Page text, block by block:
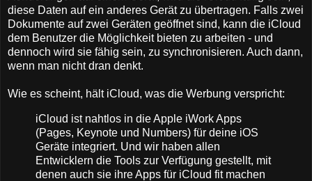
diese Daten auf ein anderes Gerät zu übertragen. Falls zwei
Dokumente auf zwei Geräten geöffnet sind, kann die iCloud
dem Benutzer die Möglichkeit bieten zu arbeiten - und
dennoch wird sie fähig sein, zu synchronisieren. Auch dann,
wenn man nicht dran denkt.
Wie es scheint, hält iCloud, was die Werbung verspricht:
iCloud ist nahtlos in die Apple iWork Apps
(Pages, Keynote und Numbers) für deine iOS
Geräte integriert. Und wir haben allen
Entwicklern die Tools zur Verfügung gestellt, mit
denen auch sie ihre Apps für iCloud fit machen